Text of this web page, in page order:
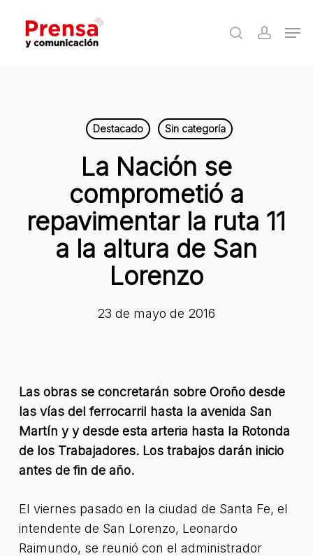
main
search
Destacado Sin categoría
La Nación se
comprometió a
repavimentar la ruta 11
a la altura de San
Lorenzo
23 de mayo de 2016
Las obras se concretarán sobre Oroño desde
las vías del ferrocarril hasta la avenida San
Martín y y desde esta arteria hasta la Rotonda
de los Trabajadores. Los trabajos darán inicio
antes de fin de año.
El viernes pasado en la ciudad de Santa Fe, el
intendente de San Lorenzo, Leonardo
Raimundo, se reunió con el administrador